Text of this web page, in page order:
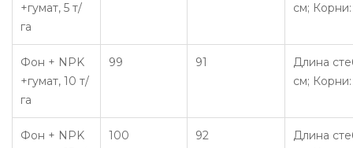
+гумат, 5 т/
га
см;
Фон + NPK
+гумат, 10 т/
га
99 91
Длина
см; Корни:
Фон + NPK
100 92
Длина